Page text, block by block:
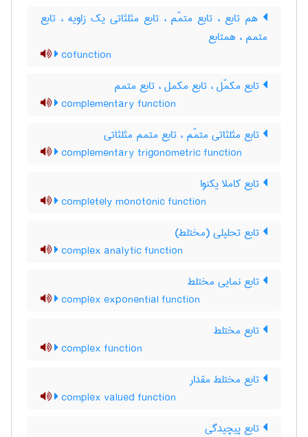
هم تابع ، تابع متمّم ، تابع مثلثاتی یک زاویه ، تابع
متمم ، همتابع
cofunction
تابع مکمّل ، تابع مکمل ، تابع متمم
complementary function
تابع مثلثاتی متمّم ، تابع متمم مثلثاتی
complementary trigonometric function
تابع کاملا یکنوا
completely monotonic function
تابع تحلیلی (مختلط)
complex analytic function
تابع نمایی مختلط
complex exponential function
تابع مختلط
complex function
تابع مختلط مقدار
complex valued function
تابع پیچیدگی